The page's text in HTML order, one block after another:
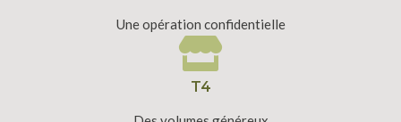
Une opération confidentielle
T4